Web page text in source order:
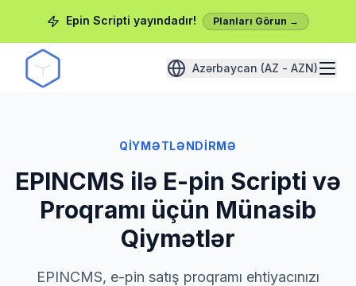
Epin Scripti yayındadır! Planları Görun →
Azərbaycan (AZ - AZN)
QIYMƏTLƏNDIRMƏ
EPINCMS ilə E-pin Scripti və
Proqramı üçün Münasib
Qiymətlər
EPINCMS, e-pin satış proqramı ehtiyacınızı